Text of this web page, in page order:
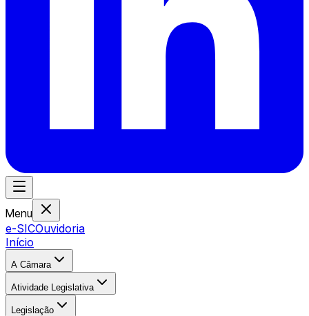
Menu
e-SICOuvidoria
Início
A Câmara
Atividade Legislativa
Legislação